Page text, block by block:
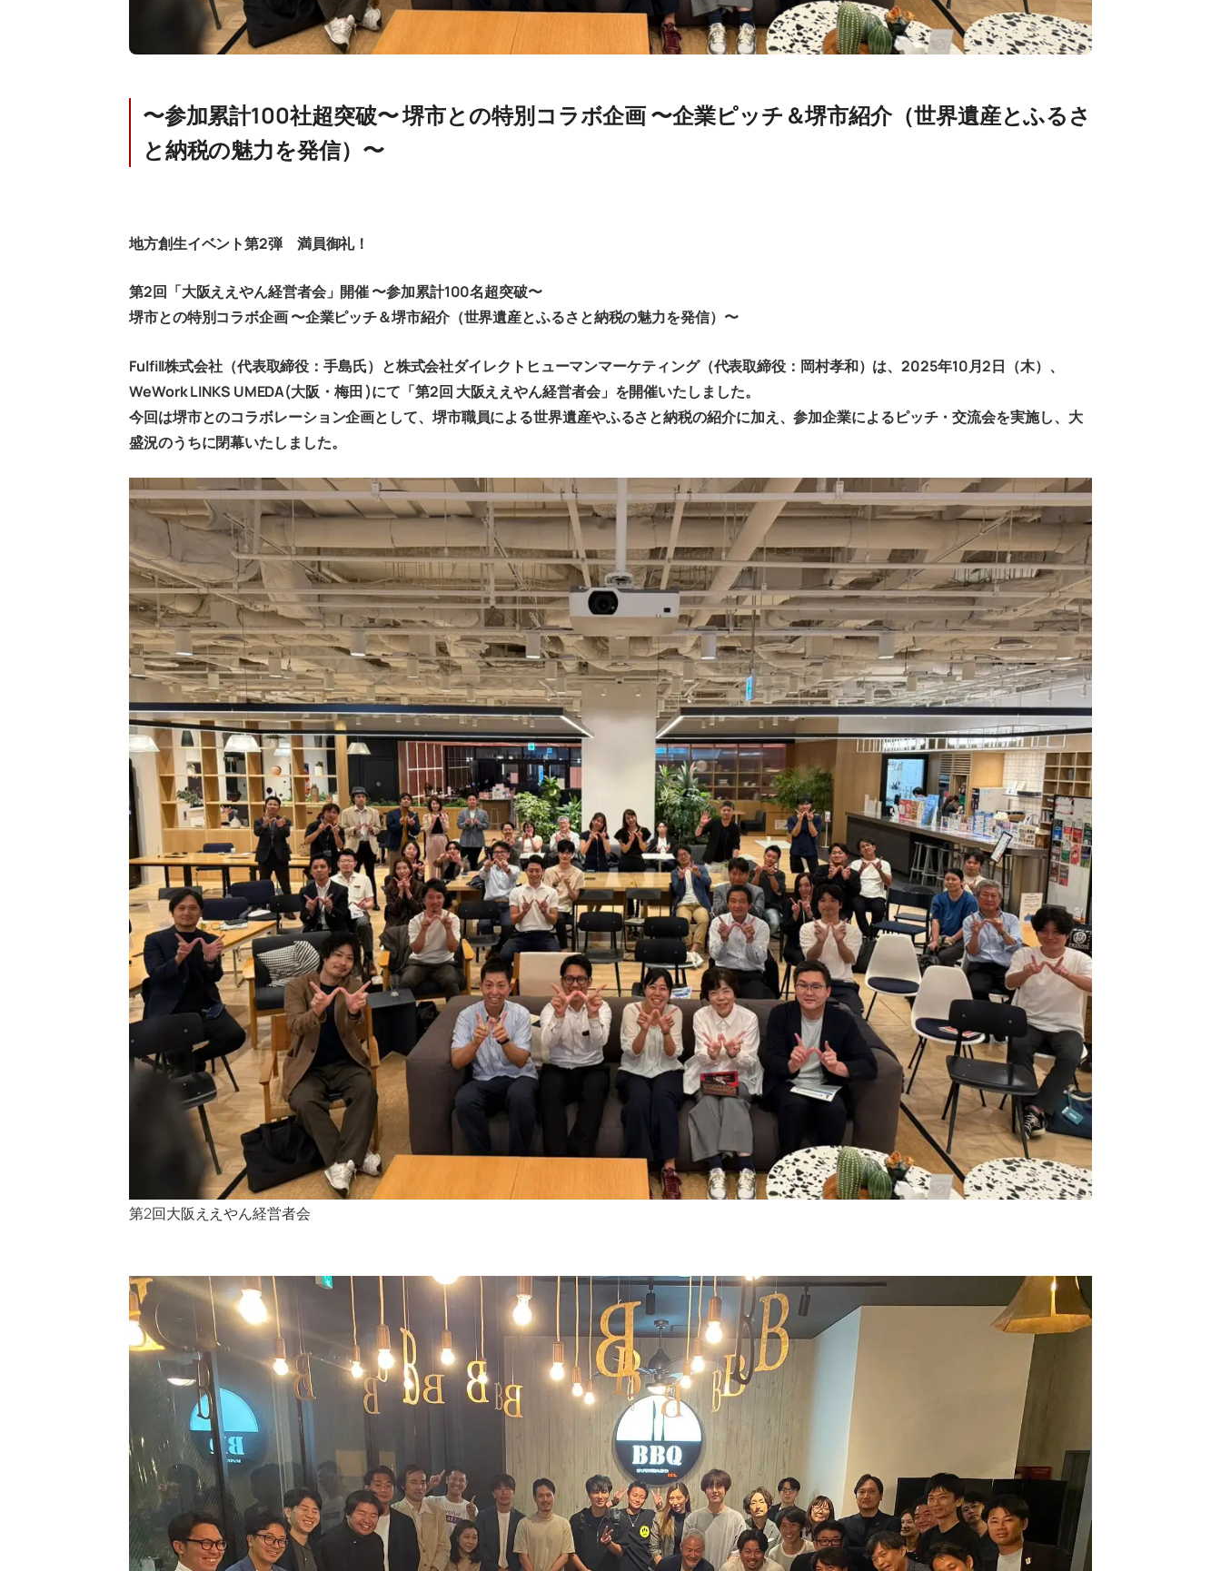
〜参加累計100社超突破〜 堺市との特別コラボ企画 〜企業ピッチ＆堺市紹介（世界遺産とふるさ
と納税の魅力を発信）〜
地方創生イベント第2弾 満員御礼！
第2回「大阪ええやん経営者会」開催 〜参加累計100名超突破〜
堺市との特別コラボ企画 〜企業ピッチ＆堺市紹介（世界遺産とふるさと納税の魅力を発信）〜
Fulfill株式会社（代表取締役：手島氏）と株式会社ダイレクトヒューマンマーケティング（代表取締役：岡村孝和）は、2025年10月2日（木）、
WeWork LINKS UMEDA(大阪・梅田 )にて「第2回 大阪ええやん経営者会」を開催いたしました。
今回は堺市とのコラボレーション企画として、堺市職員による世界遺産やふるさと納税の紹介に加え、参加企業によるピッチ・交流会を実施し、大
盛況のうちに閉幕いたしました。
第2回大阪ええやん経営者会